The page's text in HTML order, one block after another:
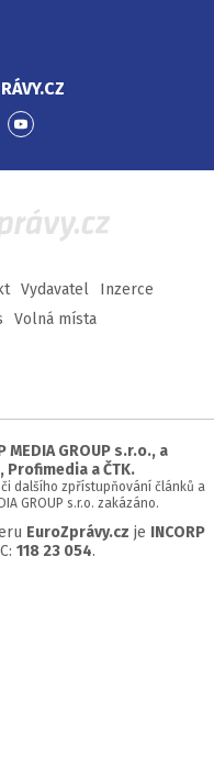
Přejít
YouTube
Vydavatel
Inzerce
Volná místa
GROUP s.r.o., a
Profimedia a ČTK.
dalšího zpřístupňování článků a
GROUP s.r.o. zakázáno.
EuroZprávy.cz je INCORP
118 23 054.